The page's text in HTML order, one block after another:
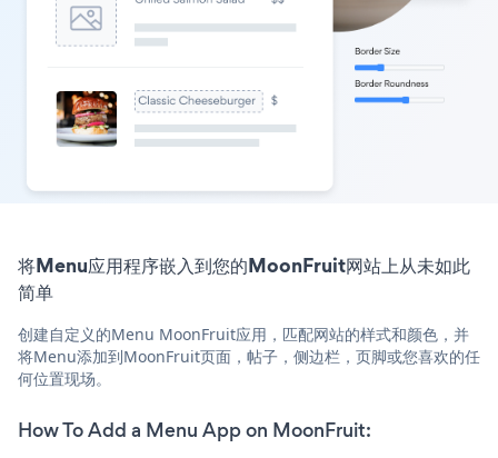
将Menu应用程序嵌入到您的MoonFruit网站上从未如此
简单
创建自定义的Menu MoonFruit应用，匹配网站的样式和颜色，并
将Menu添加到MoonFruit页面，帖子，侧边栏，页脚或您喜欢的任
何位置现场。
How To Add a Menu App on MoonFruit: